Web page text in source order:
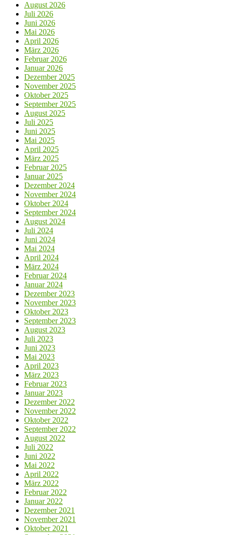
August 2026
Juli 2026
Juni 2026
Mai 2026
April 2026
März 2026
Februar 2026
Januar 2026
Dezember 2025
November 2025
Oktober 2025
September 2025
August 2025
Juli 2025
Juni 2025
Mai 2025
April 2025
März 2025
Februar 2025
Januar 2025
Dezember 2024
November 2024
Oktober 2024
September 2024
August 2024
Juli 2024
Juni 2024
Mai 2024
April 2024
März 2024
Februar 2024
Januar 2024
Dezember 2023
November 2023
Oktober 2023
September 2023
August 2023
Juli 2023
Juni 2023
Mai 2023
April 2023
März 2023
Februar 2023
Januar 2023
Dezember 2022
November 2022
Oktober 2022
September 2022
August 2022
Juli 2022
Juni 2022
Mai 2022
April 2022
März 2022
Februar 2022
Januar 2022
Dezember 2021
November 2021
Oktober 2021